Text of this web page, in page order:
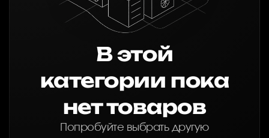
В этой
категории пока
нет товаров
Попробуйте выбрать другую